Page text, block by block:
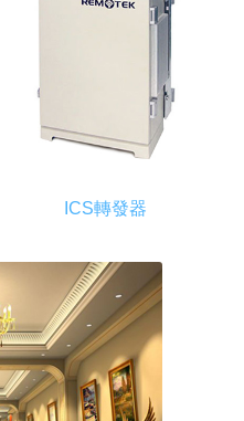
ICS轉發器